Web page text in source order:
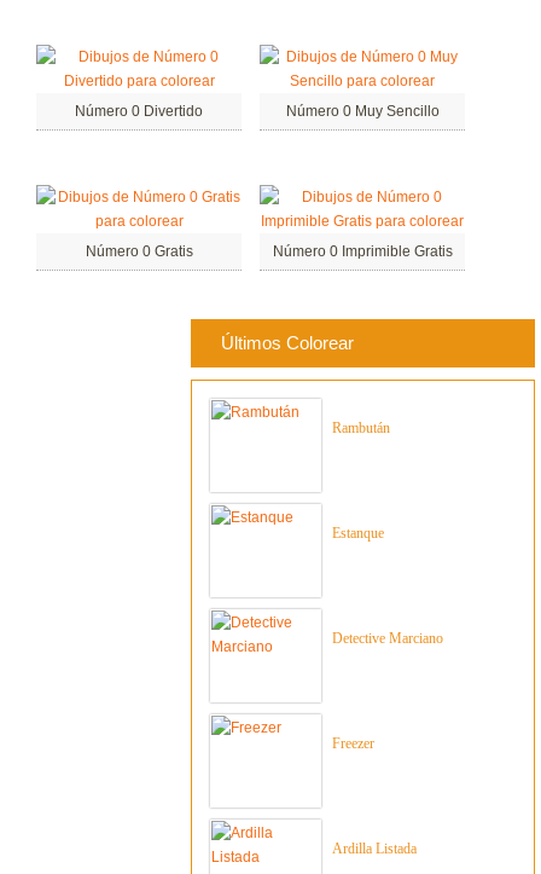
Número 0 Divertido Número 0 Muy Sencillo
Número 0 Gratis Número 0 Imprimible Gratis
Últimos Colorear
Rambután
Estanque
Detective Marciano
Freezer
Ardilla Listada